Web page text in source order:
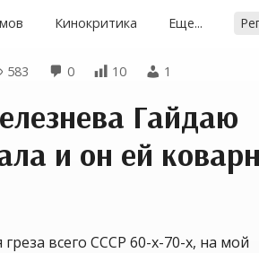
Кинокритика Еще...
583  0  10  1
Гайдаю
и он ей
всего СССР 60-х-70-х, на мой